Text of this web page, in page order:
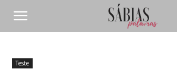
Teste